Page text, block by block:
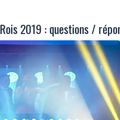
2019 : questions /